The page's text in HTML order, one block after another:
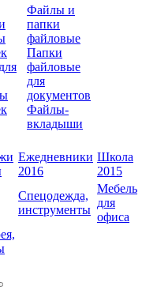
Файлы и
папки
файловые
Папки
файловые
для
документов
Файлы-
вкладыши
Ежедневники
2016
Школа
2015
Спецодежда,
инструменты
Мебель
для
офиса